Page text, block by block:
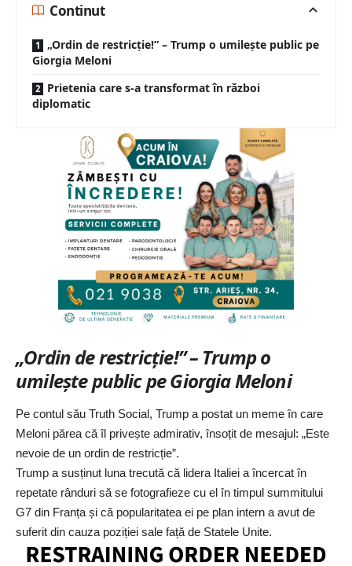
Continut
„Ordin de restricție!” – Trump o umilește public pe
Giorgia Meloni
Prietenia care s-a transformat în război
diplomatic
„Ordin de restricție!” – Trump o
umilește public pe Giorgia Meloni
Pe contul său Truth Social, Trump a postat un meme în care
Meloni părea că îl privește admirativ, însoțit de mesajul: „Este
nevoie de un ordin de restricție”.
Trump a susținut luna trecută că lidera Italiei a încercat în
repetate rânduri să se fotografieze cu el în timpul summitului
G7 din Franța și că popularitatea ei pe plan intern a avut de
suferit din cauza poziției sale față de Statele Unite.